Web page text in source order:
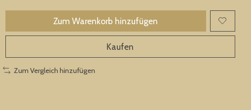
Zum Warenkorb hinzufügen
Kaufen
Zum Vergleich hinzufügen